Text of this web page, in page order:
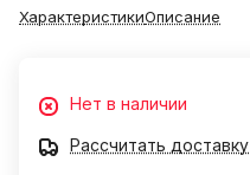
ХарактеристикиОписание
Нет в наличии
Рассчитать доставку